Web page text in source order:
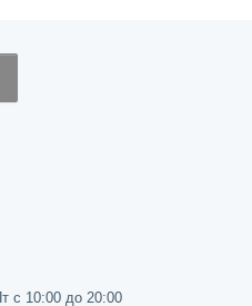
с 10:00 до 20:00